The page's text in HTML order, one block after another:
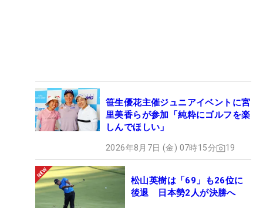
笹生優花主催ジュニアイベントに宮
里美香らが参加「純粋にゴルフを楽
しんでほしい」
2026年8月7日 (金) 07時15分 19
松山英樹は「69」も26位に
後退 日本勢2人が決勝へ